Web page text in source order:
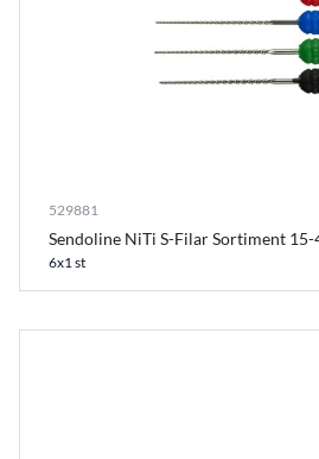
529881
Sendoline NiTi S-Filar Sortiment 15-
6x1 st